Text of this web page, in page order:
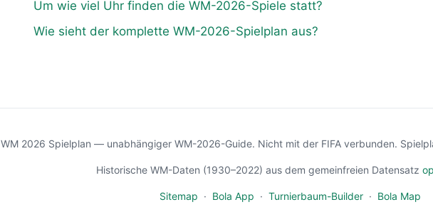
Um wie viel Uhr finden die WM-2026-Spiele statt?
Wie sieht der komplette WM-2026-Spielplan aus?
WM 2026 Spielplan — unabhängiger WM-2026-Guide. Nicht mit der FIFA verbunden.
Historische WM-Daten (1930–2022) aus dem gemeinfreien Datensatz
Sitemap · Bola App · Turnierbaum-Builder · Bola Map